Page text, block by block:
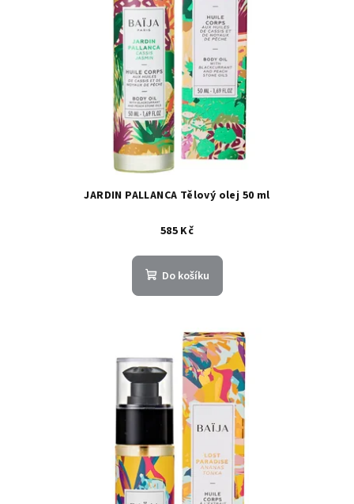
JARDIN PALLANCA Tělový olej 50 ml
585 Kč
Do košíku